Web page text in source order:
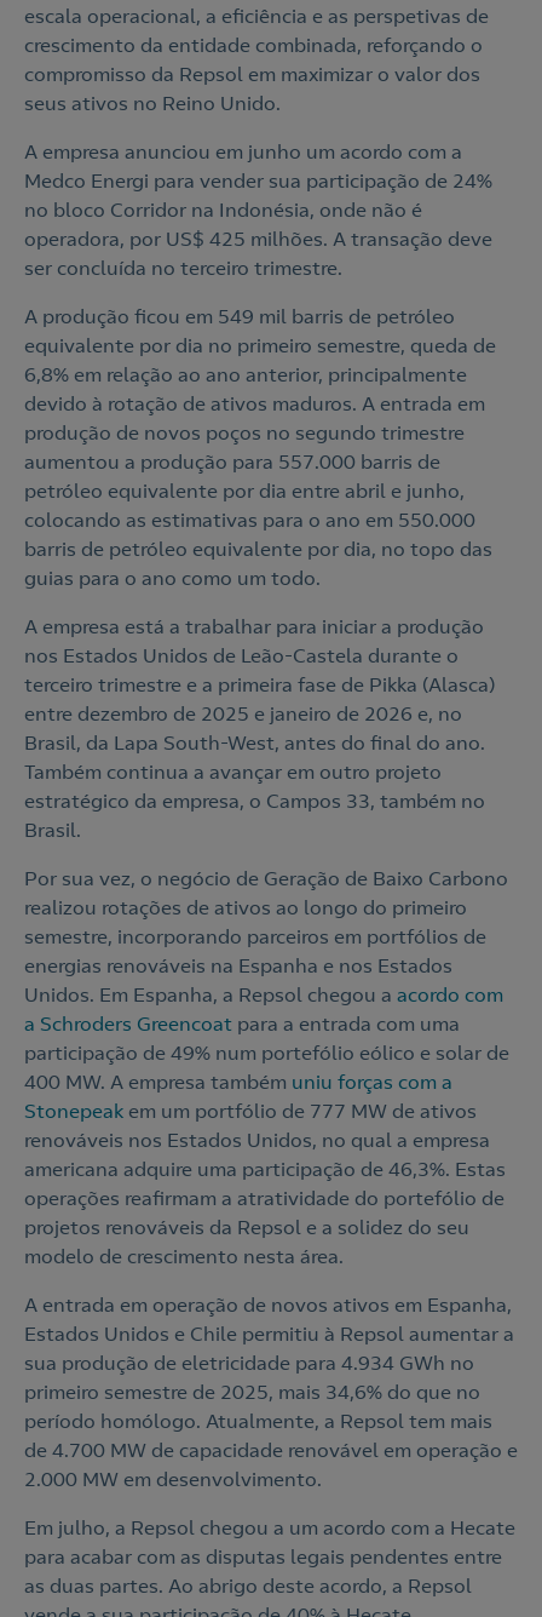
Contacte-nos para novas contratações
o
Nós ligamos!
Acepto la política de protección de datos.
Nós ligamos!
escala operacional, a eficiência e as perspetivas de
crescimento da entidade combinada, reforçando o
compromisso da Repsol em maximizar o valor dos
seus ativos no Reino Unido.
A empresa anunciou em junho um acordo com a
Medco Energi para vender sua participação de 24%
no bloco Corridor na Indonésia, onde não é
operadora, por US$ 425 milhões. A transação deve
ser concluída no terceiro trimestre.
A produção ficou em 549 mil barris de petróleo
equivalente por dia no primeiro semestre, queda de
6,8% em relação ao ano anterior, principalmente
devido à rotação de ativos maduros. A entrada em
produção de novos poços no segundo trimestre
aumentou a produção para 557.000 barris de
petróleo equivalente por dia entre abril e junho,
colocando as estimativas para o ano em 550.000
barris de petróleo equivalente por dia, no topo das
guias para o ano como um todo.
A empresa está a trabalhar para iniciar a produção
nos Estados Unidos de Leão-Castela durante o
terceiro trimestre e a primeira fase de Pikka (Alasca)
entre dezembro de 2025 e janeiro de 2026 e, no
Brasil, da Lapa South-West, antes do final do ano.
Também continua a avançar em outro projeto
estratégico da empresa, o Campos 33, também no
Brasil.
Por sua vez, o negócio de Geração de Baixo Carbono
realizou rotações de ativos ao longo do primeiro
semestre, incorporando parceiros em portfólios de
energias renováveis na Espanha e nos Estados
Unidos. Em Espanha, a Repsol chegou a acordo com
a Schroders Greencoat para a entrada com uma
participação de 49% num portefólio eólico e solar de
400 MW. A empresa também uniu forças com a
Stonepeak em um portfólio de 777 MW de ativos
renováveis nos Estados Unidos, no qual a empresa
americana adquire uma participação de 46,3%. Estas
operações reafirmam a atratividade do portefólio de
projetos renováveis da Repsol e a solidez do seu
modelo de crescimento nesta área.
A entrada em operação de novos ativos em Espanha,
Estados Unidos e Chile permitiu à Repsol aumentar a
sua produção de eletricidade para 4.934 GWh no
primeiro semestre de 2025, mais 34,6% do que no
período homólogo. Atualmente, a Repsol tem mais
de 4.700 MW de capacidade renovável em operação e
2.000 MW em desenvolvimento.
Em julho, a Repsol chegou a um acordo com a Hecate
para acabar com as disputas legais pendentes entre
as duas partes. Ao abrigo deste acordo, a Repsol